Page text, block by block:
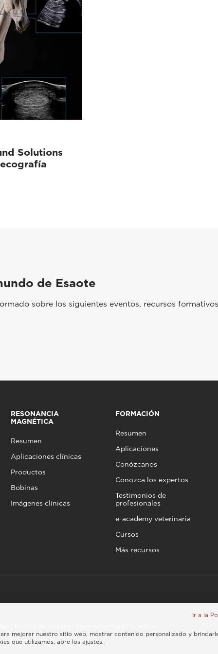
Solutions
de Esaote
sobre los siguientes eventos, recursos
RESONANCIA
MAGNÉTICA
Resumen
Aplicaciones clínicas
Productos
Bobinas
Imágenes clínicas
FORMACIÓN
Resumen
Aplicaciones
Conózcanos
Conozca los expertos
Testimonios de
profesionales
e-academy veterinaria
Cursos
Más recursos
Ir a la
mejorar nuestro sitio web, mostrar contenido personalizado y
que utilizamos, abre los ajustes.